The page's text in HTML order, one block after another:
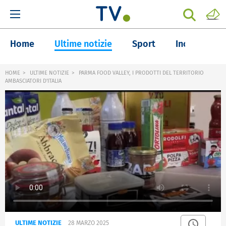
Home Ultime notizie Sport Inchieste
HOME ULTIME NOTIZIE
PARMA FOOD VALLEY, I PRODOTTI DEL TERRITORIO
AMBASCIATORI D'ITALIA
ULTIME NOTIZIE 28 MARZO 2025